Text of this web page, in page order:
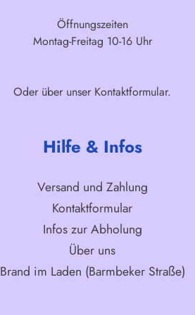
Öffnungszeiten
Montag-Freitag 10-16 Uhr
Oder über unser Kontaktformular.
Hilfe & Infos
Versand und Zahlung
Kontaktformular
Infos zur Abholung
Über uns
Brand im Laden (Barmbeker Straße)